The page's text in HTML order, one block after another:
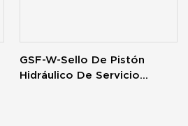
GSF-W-Sello De Pistón
Hidráulico De Servicio